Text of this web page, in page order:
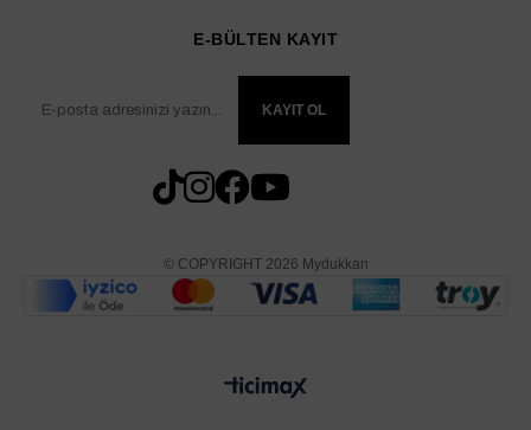
E-BÜLTEN KAYIT
KAYIT OL
© COPYRIGHT 2026 Mydukkan